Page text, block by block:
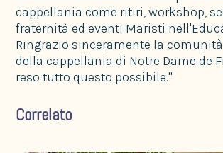
cappellania come ritiri, workshop,
fraternità ed eventi Maristi
Ringrazio sinceramente la
della cappellania di Notre Dame de
reso tutto questo possibile."
Correlato